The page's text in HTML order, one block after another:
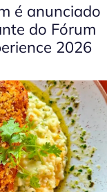
é anunciado
do Fórum
2026